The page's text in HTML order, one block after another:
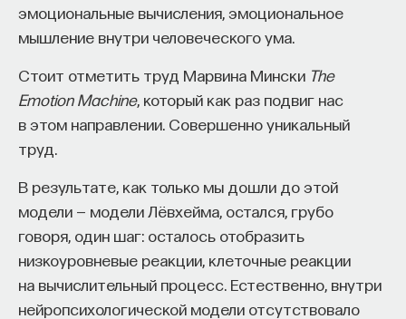
эмоциональные вычисления, эмоциональное
мышление внутри человеческого ума.
Стоит отметить труд Марвина Мински The
Emotion Machine, который как раз подвиг нас
в этом направлении. Совершенно уникальный
труд.
В результате, как только мы дошли до этой
модели — модели Лёвхейма, остался, грубо
говоря, один шаг: осталось отобразить
низкоуровневые реакции, клеточные реакции
на вычислительный процесс. Естественно, внутри
нейропсихологической модели отсутствовало
обратился к ИИ, а то, как именно он это делает.
Если воспринимать ИИ просто как помощника,
чаще всего лишь снижают когнитивную
нагрузку — а университет вообще не для этого
создан. Они некритично делегируют агенту
самые разные задачи и переносят в эту
коммуникацию далеко не лучшие привычки.
Но если использовать ИИ как сложного
собеседника, который заставляет уточнять
основания, спорить и продумывать собственную
позицию, тогда студент действительно
продвигается. Решающее значение имеет